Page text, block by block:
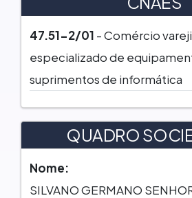
47.51-2/01 - Comércio
especializado de
suprimentos de informática
QUADRO
Nome:
SILVANO GERMANO